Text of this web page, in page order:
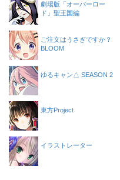
劇場版「オーバーロー
ド」聖王国編
ご注文はうさぎですか？
BLOOM
ゆるキャン△ SEASON 2
東方Project
イラストレーター